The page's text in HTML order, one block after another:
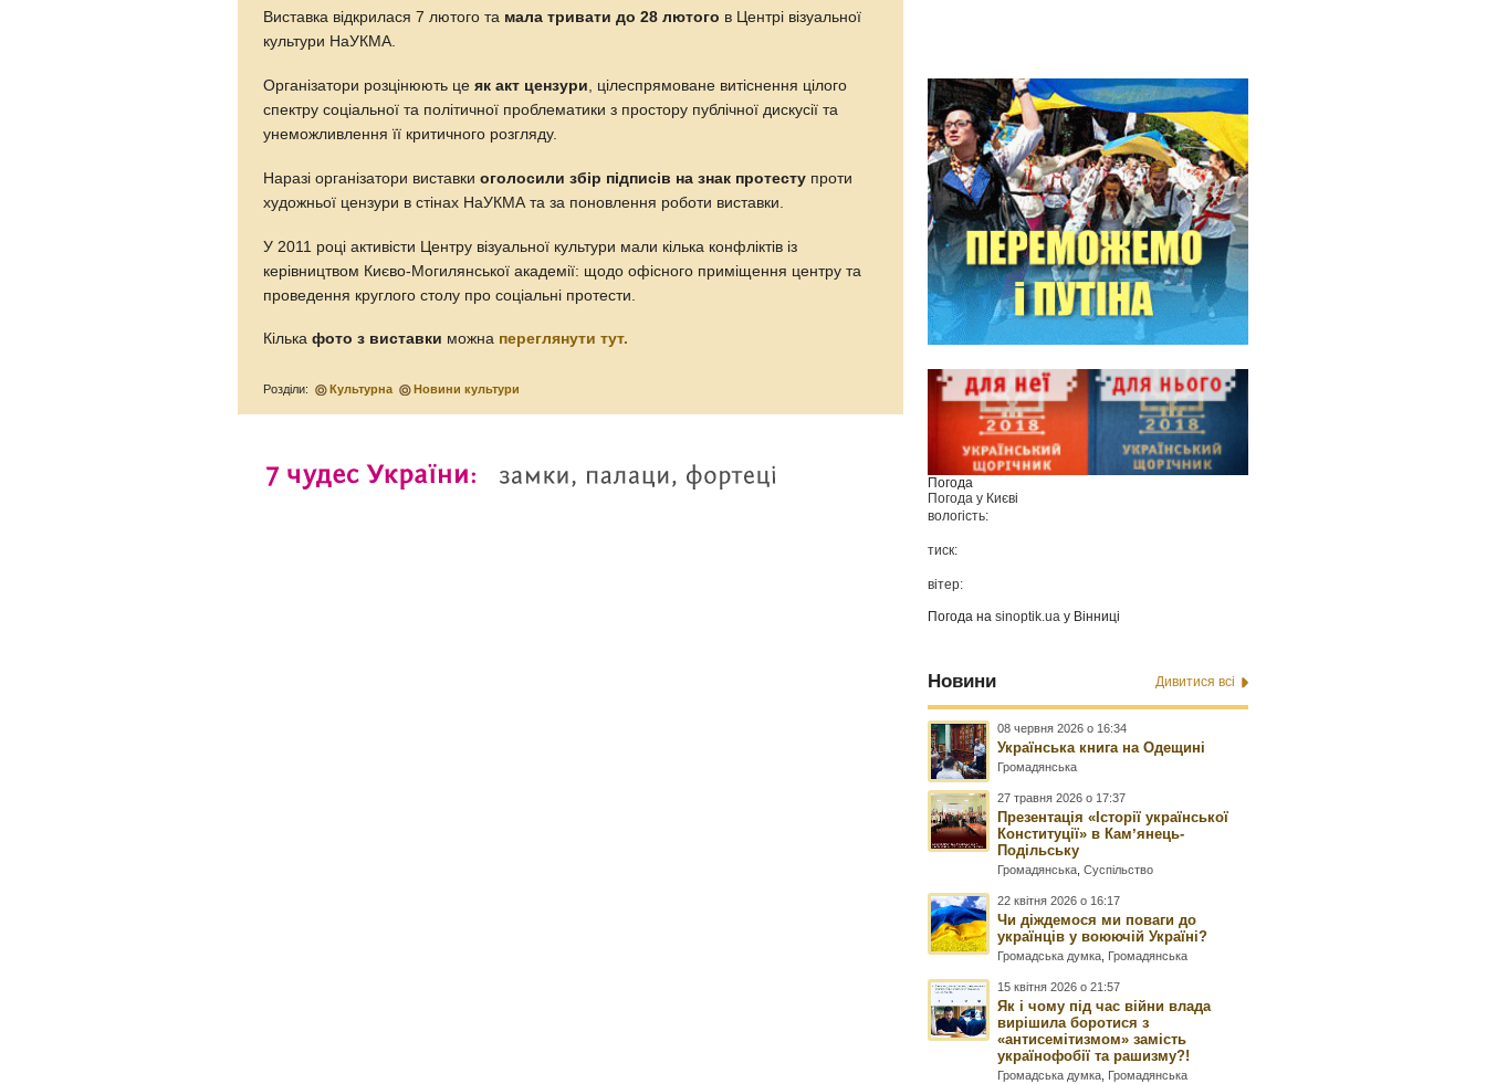
Виставка відкрилася 7 лютого та мала тривати до 28 лютого в Центрі візуальної
культури НаУКМА.
Організатори розцінюють цеяк акт цензури , цілеспрямоване витіснення цілого
спектру соціальної та політичної проблематики з простору публічної дискусії та
унеможливлення її критичного розгляду.
Наразі організатори виставкиоголосили збір підписів на знак протесту проти
художньої цензури в стінах НаУКМА та за поновлення роботи виставки.
У 2011 році активісти Центру візуальної культури мали кілька конфліктів із
керівництвом Києво-Могилянської академії: щодо офісного приміщення центру та
проведення круглого столу про соціальні протести.
Кількафото з виставки можна переглянути тут.
Розділи: Культурна Новини культури
Погода
Погода у Києві
вологість:
тиск:
вітер:
Погода наsinoptik.ua у Вінниці
Новини Дивитися всі
08 червня 2026 о 16:34
Українська книга на Одещині
Громадянська
27 травня 2026 о 17:37
Презентація «Історії української
Конституції» в Камʼянець-
Подільську
Громадянська ,Суспільство
22 квітня 2026 о 16:17
Чи діждемося ми поваги до
українців у воюючій Україні?
Громадська думка Громадянська
15 квітня 2026 о 21:57
Як і чому під час війни влада
вирішила боротися з
«антисемітизмом» замість
українофобії та рашизму?!
Громадська думка Громадянська